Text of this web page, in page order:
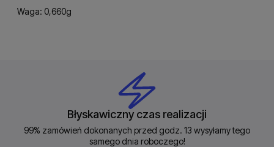
Waga: 0,660g
Błyskawiczny czas realizacji
99% zamówień dokonanych przed godz. 13 wysyłamy tego
samego dnia roboczego!